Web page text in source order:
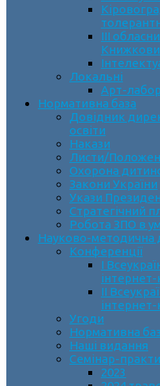
ІII
Локальні
Арт-
Нормативна база
Довідник
освіти
Накази
Листи/
Охорона
Закони України
Укази
Стратегічний
Робота ЗПО в
Науково-методична
Конференції
І
ІІ
Угоди
Нормативна
Наші видання
Семінар-
2023